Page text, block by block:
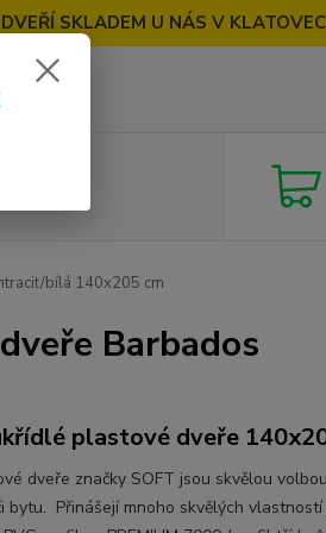
SKLADEM U NÁS V
bílá 140x205 cm
Barbados
plastové dveře
dveře značky SOFT jsou skvělou
bytu. Přinášejí mnoho skvělých